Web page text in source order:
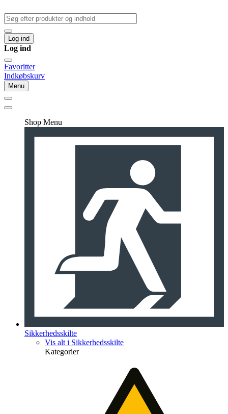
Log ind
Log ind
Favoritter
Indkøbskurv
Menu
Shop Menu
Sikkerhedsskilte
Vis alt i Sikkerhedsskilte
Kategorier